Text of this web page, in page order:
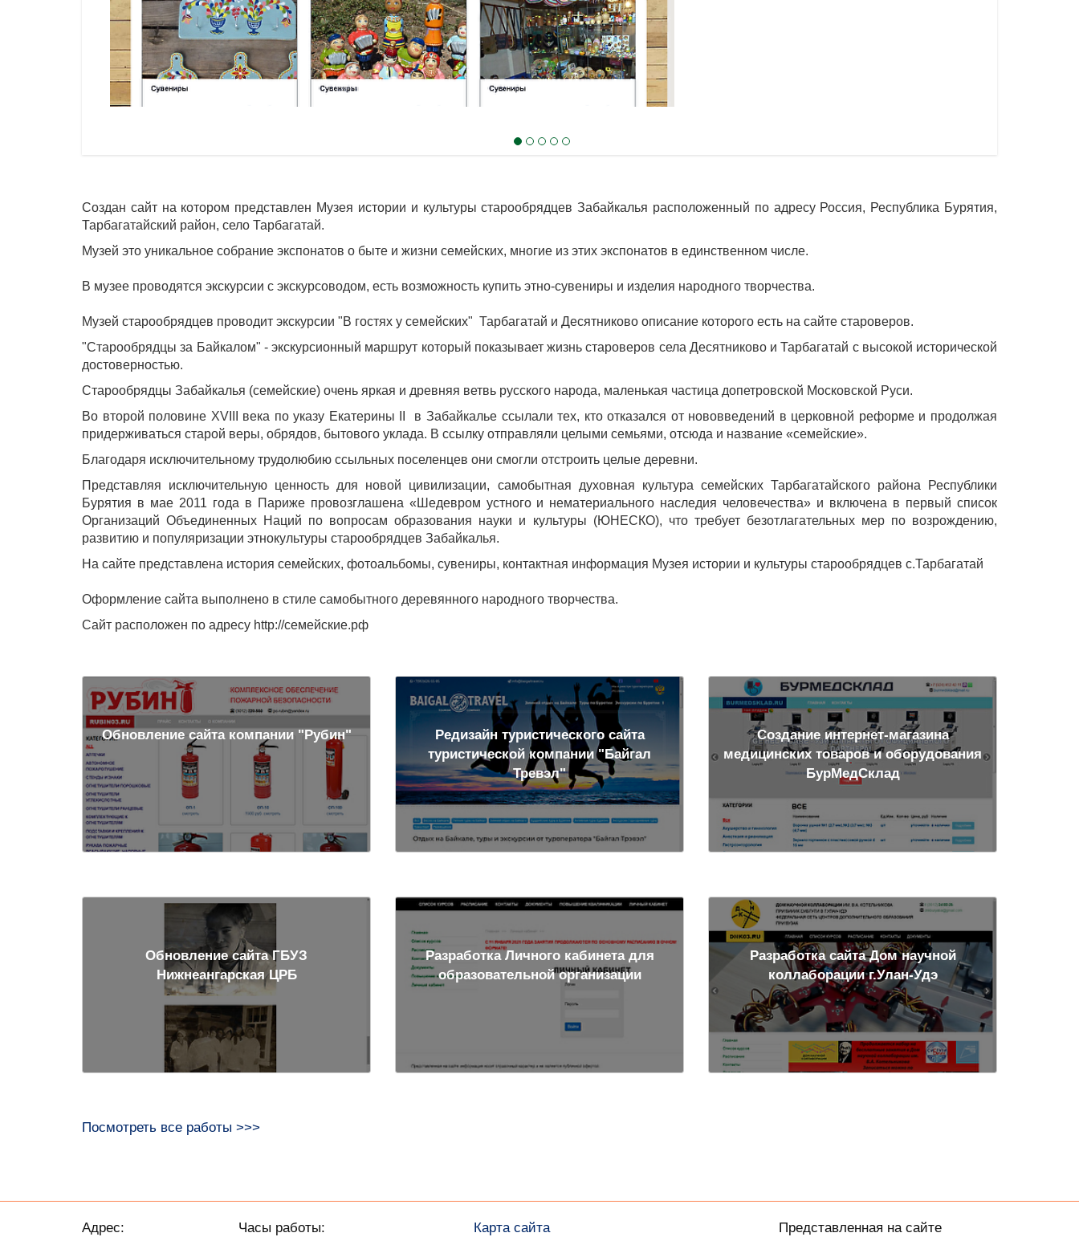
Создан сайт на котором представлен Музея истории и культуры старообрядцев Забайкалья расположенный по адресу Россия, Республика Бурятия,
Тарбагатайский район, село Тарбагатай.
Музей это уникальное собрание экспонатов о быте и жизни семейских, многие из этих экспонатов в единственном числе.
В музее проводятся экскурсии с экскурсоводом, есть возможность купить этно-сувениры и изделия народного творчества.
Музей старообрядцев проводит экскурсии "В гостях у семейских" Тарбагатай и Десятниково описание которого есть на сайте староверов.
"Старообрядцы за Байкалом" - экскурсионный маршрут который показывает жизнь староверов села Десятниково и Тарбагатай с высокой исторической
достоверностью.
Старообрядцы Забайкалья (семейские) очень яркая и древняя ветвь русского народа, маленькая частица допетровской Московской Руси.
Во второй половине XVIII века по указу Екатерины II в Забайкалье ссылали тех, кто отказался от нововведений в церковной реформе и продолжая
придерживаться старой веры, обрядов, бытового уклада. В ссылку отправляли целыми семьями, отсюда и название «семейские».
Благодаря исключительному трудолюбию ссыльных поселенцев они смогли отстроить целые деревни.
Представляя исключительную ценность для новой цивилизации, самобытная духовная культура семейских Тарбагатайского района Республики
Бурятия в мае 2011 года в Париже провозглашена «Шедевром устного и нематериального наследия человечества» и включена в первый список
Организаций Объединенных Наций по вопросам образования науки и культуры (ЮНЕСКО), что требует безотлагательных мер по возрождению,
развитию и популяризации этнокультуры старообрядцев Забайкалья.
На сайте представлена история семейских, фотоальбомы, сувениры, контактная информация Музея истории и культуры старообрядцев с.Тарбагатай
Оформление сайта выполнено в стиле самобытного деревянного народного творчества.
Сайт расположен по адресу http://семейские.рф
Обновление сайта компании "Рубин"
Редизайн туристического сайта
туристической компании "Байгал
Тревэл"
Создание интернет-магазина
медицинских товаров и оборудования
БурМедСклад
Обновление сайта ГБУЗ
Нижнеангарская ЦРБ
Разработка Личного кабинета для
образовательной организации
Разработка сайта Дом научной
коллаборации г.Улан-Удэ
Посмотреть все работы >>>
Адрес: Часы работы: Карта сайта
Представленная на сайте